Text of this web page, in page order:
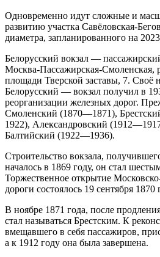
Одновременно идут сложные и
развитию участка Савёловская-
диаметра, запланированного на
Белорусский вокзал —
Москва-Пассажирская-Смоленская,
площади Тверской заставы, 7.
Белорусский — вокзал получил в
реорганизации железных дорог.
Смоленский (1870—1871),
1922), Александровский
Балтийский (1922—1936).
Строительство вокзала,
началось в 1869 году, он стал
Торжественное открытие
дороги состоялось 19 сентября 1870
В ноябре 1871 года, после
стал называться Брестским. К
вмещавшего в себя пассажиров,
а к 1912 году она была завершена.